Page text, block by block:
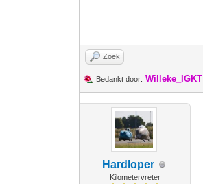
Zoek
Bedankt door: Willeke_IGKT
Hardloper
Kilometervreter